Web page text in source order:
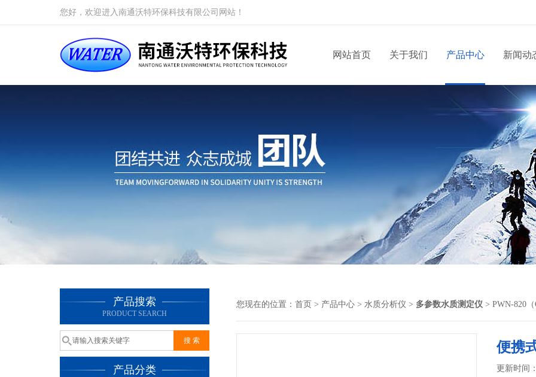
您好，欢迎进入南通沃特环保科技有限公司网站！
网站首页 关于我们 产品中心 新闻动
产品搜索
PRODUCT SEARCH
产品分类
您现在的位置： 首页 > 产品中心 > 水质分析仪 > 多参数水质测定仪 > PWN-820
便携
更新时间